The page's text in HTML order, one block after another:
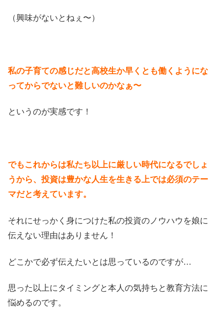
（興味がないとねぇ〜）
私の子育ての感じだと高校生か早くとも働くようにな
ってからでないと難しいのかなぁ〜
というのが実感です！
でもこれからは私たち以上に厳しい時代になるでしょ
うから、投資は豊かな人生を生きる上では必須のテー
マだと考えています。
それにせっかく身につけた私の投資のノウハウを娘に
伝えない理由はありません！
どこかで必ず伝えたいとは思っているのですが…
思った以上にタイミングと本人の気持ちと教育方法に
悩めるのです。